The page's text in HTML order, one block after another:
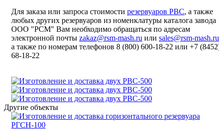
Для заказа или запроса стоимости резервуаров РВС, а также
любых других резервуаров из номенклатуры каталога завода
ООО "РСМ" Вам необходимо обращаться по адресам
электронной почты zakaz@rsm-mash.ru или sales@rsm-mash.ru
а также по номерам телефонов 8 (800) 600-18-22 или +7
68-18-22
Другие объекты